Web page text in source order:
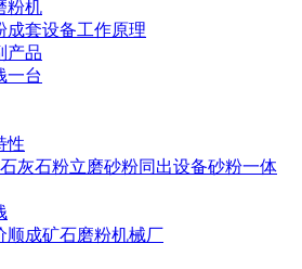
粉机
成套设备工作原理
产品
一台
性
灰石粉立磨砂粉同出设备砂粉一体
顺成矿石磨粉机械厂